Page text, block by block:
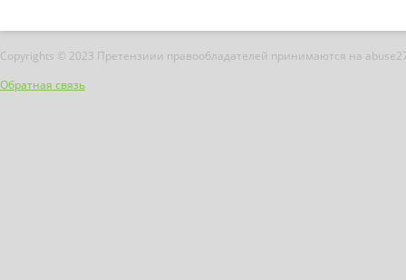
Copyrights © 2023 Претензиии правообладателей принимаются на
Обратная связь